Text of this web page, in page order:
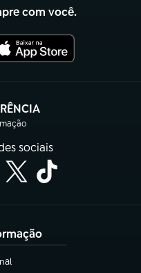
com você.
em nova aba)
sociais
aba)